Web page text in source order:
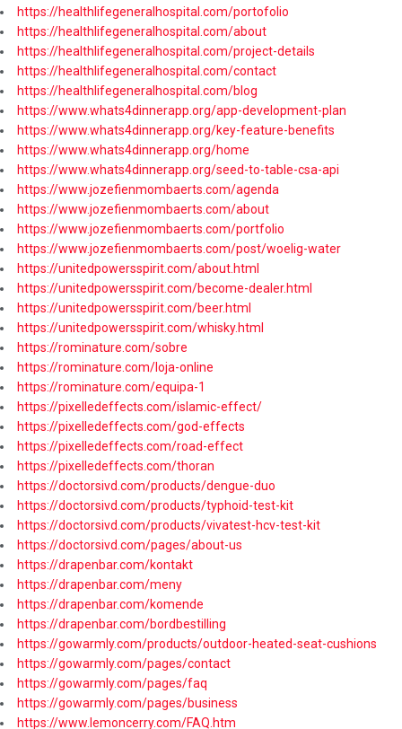
https://healthlifegeneralhospital.com/portofolio
https://healthlifegeneralhospital.com/about
https://healthlifegeneralhospital.com/project-details
https://healthlifegeneralhospital.com/contact
https://healthlifegeneralhospital.com/blog
https://www.whats4dinnerapp.org/app-development-plan
https://www.whats4dinnerapp.org/key-feature-benefits
https://www.whats4dinnerapp.org/home
https://www.whats4dinnerapp.org/seed-to-table-csa-api
https://www.jozefienmombaerts.com/agenda
https://www.jozefienmombaerts.com/about
https://www.jozefienmombaerts.com/portfolio
https://www.jozefienmombaerts.com/post/woelig-water
https://unitedpowersspirit.com/about.html
https://unitedpowersspirit.com/become-dealer.html
https://unitedpowersspirit.com/beer.html
https://unitedpowersspirit.com/whisky.html
https://rominature.com/sobre
https://rominature.com/loja-online
https://rominature.com/equipa-1
https://pixelledeffects.com/islamic-effect/
https://pixelledeffects.com/god-effects
https://pixelledeffects.com/road-effect
https://pixelledeffects.com/thoran
https://doctorsivd.com/products/dengue-duo
https://doctorsivd.com/products/typhoid-test-kit
https://doctorsivd.com/products/vivatest-hcv-test-kit
https://doctorsivd.com/pages/about-us
https://drapenbar.com/kontakt
https://drapenbar.com/meny
https://drapenbar.com/komende
https://drapenbar.com/bordbestilling
https://gowarmly.com/products/outdoor-heated-seat-cushions
https://gowarmly.com/pages/contact
https://gowarmly.com/pages/faq
https://gowarmly.com/pages/business
https://www.lemoncerry.com/FAQ.htm